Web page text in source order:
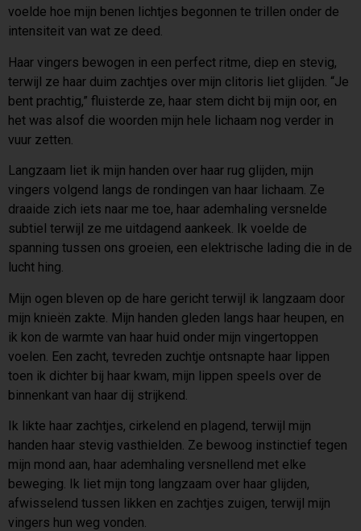
voelde hoe mijn benen lichtjes begonnen te trillen onder de
intensiteit van wat ze deed.
Haar vingers bewogen in een perfect ritme, diep en stevig,
terwijl ze haar duim zachtjes over mijn clitoris liet glijden. “Je
bent prachtig,” fluisterde ze, haar stem dicht bij mijn oor, en
het was alsof die woorden mijn hele lichaam nog verder in
vuur zetten.
Langzaam liet ik mijn handen over haar rug glijden, mijn
vingers volgend langs de rondingen van haar lichaam. Ze
draaide zich iets naar me toe, haar ademhaling versnelde
subtiel terwijl ze me uitdagend aankeek. Ik voelde de
spanning tussen ons groeien, een elektrische lading die in de
lucht hing.
Mijn ogen bleven op de hare gericht terwijl ik langzaam door
mijn knieën zakte. Mijn handen gleden langs haar heupen, en
ik kon de warmte van haar huid onder mijn vingertoppen
voelen. Een zacht, tevreden zuchtje ontsnapte haar lippen
toen ik dichter bij haar kwam, mijn lippen speels over de
binnenkant van haar dij strijkend.
Ik likte haar zachtjes, cirkelend en plagend, terwijl mijn
handen haar stevig vasthielden. Ze bewoog instinctief tegen
mijn mond aan, haar ademhaling versnellend met elke
beweging. Ik liet mijn tong langzaam over haar glijden,
afwisselend tussen likken en zachtjes zuigen, terwijl mijn
vingers hun weg vonden.